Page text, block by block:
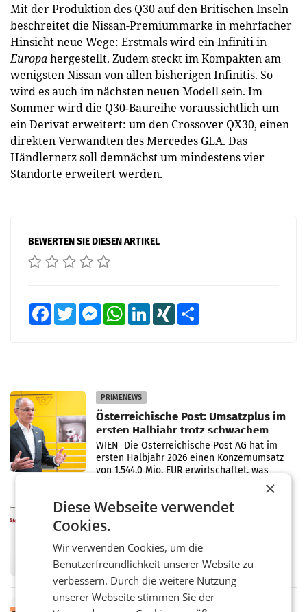
Mit der Produktion des Q30 auf den Britischen Inseln
beschreitet die Nissan-Premiummarke in mehrfacher
Hinsicht neue Wege: Erstmals wird ein Infiniti in ­
Europahergestellt. Zudem steckt im Kompakten am
wenigsten Nissan von allen bisherigen Infinitis. So
wird es auch im nächsten neuen Modell sein. Im
Sommer wird die Q30-Baureihe voraussichtlich um
ein Derivat erweitert: um den Crossover QX30, einen
direkten Verwandten des Mercedes GLA. Das
Händlernetz soll demnächst um mindestens vier
Standorte erweitert werden.
BEWERTEN SIE DIESEN ARTIKEL
FacebookTwitter MessengerWhatsAppLinkedInXING
PRIMENEWS
Österreichische Post: Umsatzplus im
ersten Halbjahr trotz schwachem
Briefgeschäft
WIEN Die Österreichische Post AG hat im
ersten Halbjahr 2026 einen Konzernumsatz
von 1.544,0 Mio. EUR erwirtschaftet, was
einem Plus von 3,8 Prozent gegenüber dem
MARKETING & MEDIA
ProSiebenSat.1 spart und macht
überraschend viel Gewinn
UNTERFÖHRING/MAILAND/AMSTERDAM. Der
Fernsehkonzern ProSiebenSat.1 hat im
Frühjahr dank Kostensenkungen operativ
wieder Gewinn gemacht und die
Markterwartung deutlich übertroffen.
×
Diese Webseite verwendet
Cookies.
Wir verwenden Cookies, um die
Benutzerfreundlichkeit unserer Website zu
verbessern. Durch die weitere Nutzung
unserer Webseite stimmen Sie der